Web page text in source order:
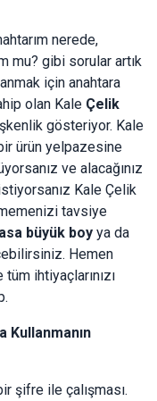
nerede,
mu? gibi sorular artık
için anahtara
olan Kale Çelik
gösteriyor. Kale
ürün yelpazesine
ve alacağınız
Kale Çelik
tavsiye
büyük boy ya da
Hemen
ihtiyaçlarınızı
Kullanmanın
şifre ile çalışması.